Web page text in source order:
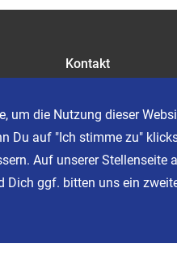
Kontakt
um die Nutzung dieser
Du auf "Ich stimme zu"
Auf unserer
ggf. bitten uns ein